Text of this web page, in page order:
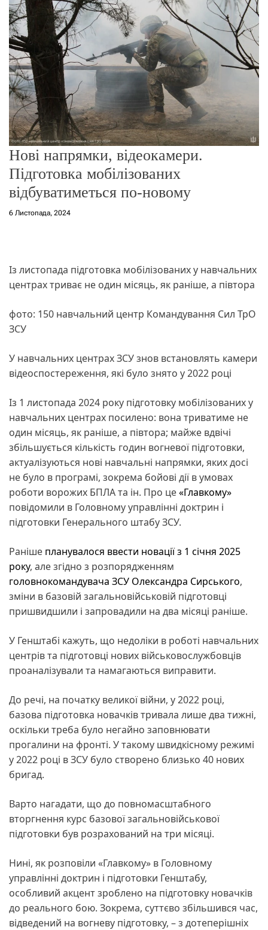
о
р
е
ж
и
Нові напрямки, відеокамери.
Підготовка мобілізованих
відбуватиметься по-новому
6 Листопада, 2024
Із листопада підготовка мобілізованих у навчальних
центрах триває не один місяць, як раніше, а півтора
фото: 150 навчальний центр Командування Сил ТрО
ЗСУ
У навчальних центрах ЗСУ знов встановлять камери
відеоспостереження, які було знято у 2022 році
Із 1 листопада 2024 року підготовку мобілізованих у
навчальних центрах посилено: вона триватиме не
один місяць, як раніше, а півтора; майже вдвічі
збільшується кількість годин вогневої підготовки,
актуалізуються нові навчальні напрямки, яких досі
не було в програмі, зокрема бойові дії в умовах
роботи ворожих БПЛА та ін. Про це«Главкому»
повідомили в Головному управлінні доктрин і
підготовки Генерального штабу ЗСУ.
Раніше планувалося ввести новації з 1 січня 2025
року, але згідно з розпорядженням
головнокомандувача ЗСУ Олександра Сирського,
зміни в базовій загальновійськовій підготовці
пришвидшили і запровадили на два місяці раніше.
У Генштабі кажуть, що недоліки в роботі навчальних
центрів та підготовці нових військовослужбовців
проаналізували та намагаються виправити.
До речі, на початку великої війни, у 2022 році,
базова підготовка новачків тривала лише два тижні,
оскільки треба було негайно заповнювати
прогалини на фронті. У такому швидкісному режимі
у 2022 році в ЗСУ було створено близько 40 нових
бригад.
Варто нагадати, що до повномасштабного
вторгнення курс базової загальновійськової
підготовки був розрахований на три місяці.
Нині, як розповіли «Главкому» в Головному
управлінні доктрин і підготовки Генштабу,
особливий акцент зроблено на підготовку новачків
до реального бою. Зокрема, суттєво збільшився час,
відведений на вогневу підготовку, – з дотеперішніх